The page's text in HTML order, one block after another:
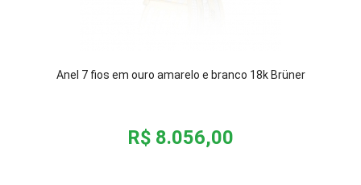
Anel 7 fios em ouro amarelo e branco 18k Brüner
R$ 8.056,00